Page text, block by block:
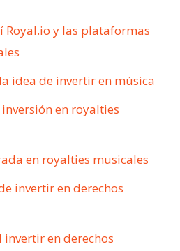
Royal.io y las plataformas
idea de invertir en música
en royalties
en royalties musicales
invertir en derechos
invertir en derechos